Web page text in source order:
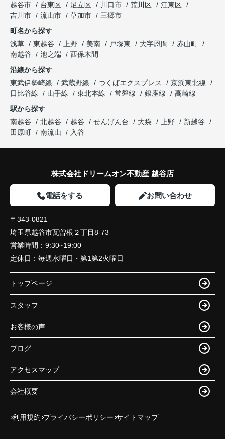
越谷市
台東区 足立区 川口市 荒川区
江東区
吉川市
流山市 草加市
三郷市
町名から探す
浅草
東越谷 上野 美南 戸塚東 大字恩間
赤山町
南越谷
池之端
西保木間
沿線から探す
東武伊勢崎線
武蔵野線 つくばエクスプレス
京浜東北線
日比谷線
山手線 東北本線 常磐線 銀座線
高崎線
駅から探す
南越谷
北越谷 越谷 せんげん台 大袋 上野
新越谷
田原町
南流山 入谷
株式会社ドリームオン不動産 越谷店
電話をする お問い合わせ
〒343-0821
埼玉県越谷市瓦曽根２丁目8-73
営業時間： 9:30~19:00
定休日： 毎週水曜日・第1第2火曜日
トップページ
スタッフ
お客様の声
ブログ
アクセスマップ
会社概要
利用規約 プライバシーポリシー サイトマップ